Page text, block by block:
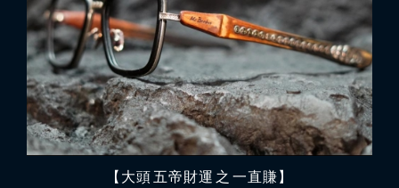
【大頭 五帝財運 之 一直賺】